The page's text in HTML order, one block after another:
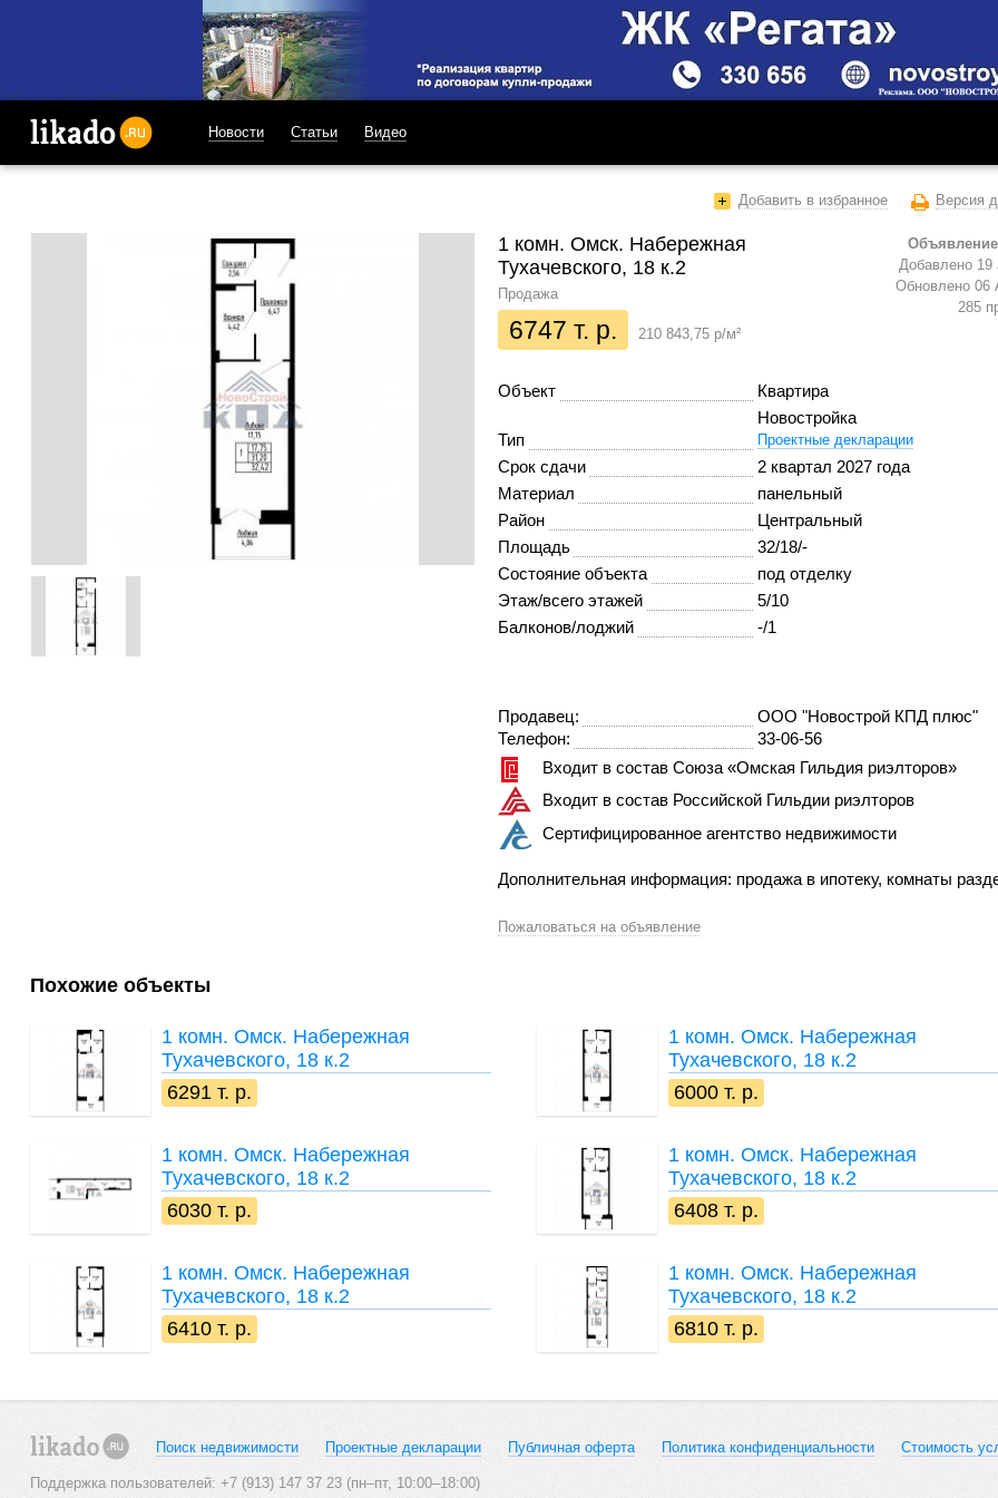
Новости Статьи Видео
Добавить в избранное Версия
Добавлено 19
Обновлено 06
285
Продажа
1 комн. Омск. Набережная
Тухачевского, 18 к.2
6747 т. р. 210 843,75 р/м²
Объект Квартира
Тип
Новостройка
Проектные декларации
Срок сдачи
2 квартал 2027 года
Материал
панельный
Район
Центральный
Площадь
32/18/-
Состояние объекта
под отделку
Этаж/всего этажей
5/10
Балконов/лоджий
-/1
Продавец:
ООО "Новострой КПД плюс"
Телефон:
33-06-56
Входит в состав Союза «Омская Гильдия риэлторов»
Входит в состав Российской Гильдии риэлторов
Сертифицированное агентство недвижимости
Дополнительная информация: продажа в ипотеку, комнаты
Пожаловаться на объявление
Похожие объекты
1 комн. Омск. Набережная
Тухачевского, 18 к.2
6291 т. р.
1 комн.Омск. Набережная
Тухачевского, 18 к.2
6000 т. р.
1 комн. Омск. Набережная
Тухачевского, 18 к.2
6030 т. р.
1 комн.Омск. Набережная
Тухачевского, 18 к.2
6408 т. р.
1 комн. Омск. Набережная
Тухачевского, 18 к.2
6410 т. р.
1 комн.Омск. Набережная
Тухачевского, 18 к.2
6810 т. р.
Поиск недвижимости Проектные декларации Публичная оферта Политика конфиденциальности Стоимость
Поддержка пользователей: +7 (913) 147 37 23 (пн–пт, 10:00–18:00)